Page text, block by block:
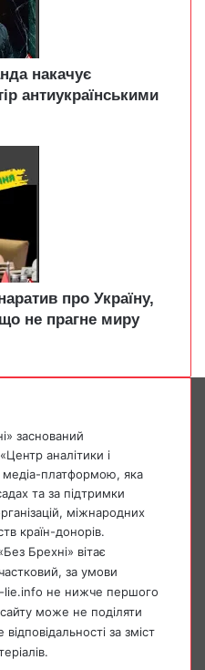
накачує
антиукраїнськими
про Україну,
не прагне миру
заснований
аналітики і
медіа-платформою, яка
та за підтримки
міжнародних
країн-донорів.
Брехні» вітає
за умови
lie.info не нижче першого
може не поділяти
за зміст